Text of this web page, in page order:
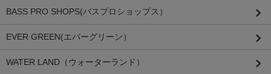
BASS PRO SHOPS(バスプロショップス）
EVER GREEN(エバーグリーン）
WATER LAND（ウォーターランド）